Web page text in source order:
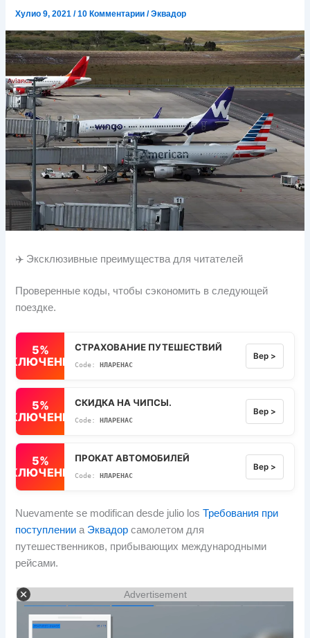
Хулио 9, 2021/10 Комментарии /Эквадор
✈️ Эксклюзивные преимущества для читателей
Проверенные коды, чтобы сэкономить в следующей
поездке.
5%
СТРАХОВАНИЕ ПУТЕШЕСТВИЙ
НЛАРЕНАС
Вер >
5%
СКИДКА НА ЧИПСЫ.
НЛАРЕНАС
Вер >
5%
ПРОКАТ АВТОМОБИЛЕЙ
НЛАРЕНАС
Вер >
Nuevamente se modifican desde julio los Требования при
поступлении а Эквадор самолетом для
путешественников, прибывающих международными
рейсами.
Advertisement